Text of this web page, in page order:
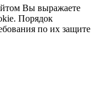
Вы выражаете
Порядок
по их защите